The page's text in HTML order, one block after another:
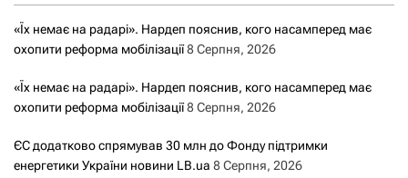
«Їх немає на радарі». Нардеп пояснив, кого насамперед має
охопити реформа мобілізації8 Серпня, 2026
«Їх немає на радарі». Нардеп пояснив, кого насамперед має
охопити реформа мобілізації8 Серпня, 2026
ЄС додатково спрямував 30 млн до Фонду підтримки
енергетики України новини LB.ua 8 Серпня, 2026